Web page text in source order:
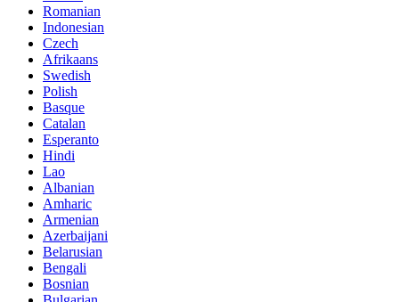
Romanian
Indonesian
Czech
Afrikaans
Swedish
Polish
Basque
Catalan
Esperanto
Hindi
Lao
Albanian
Amharic
Armenian
Azerbaijani
Belarusian
Bengali
Bosnian